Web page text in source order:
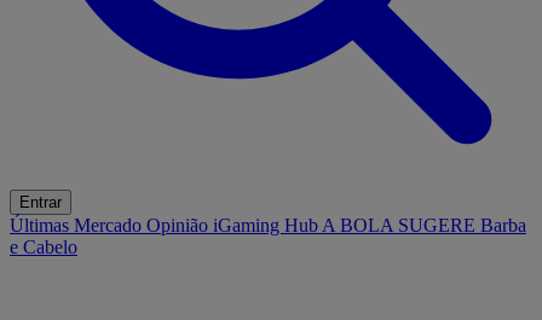
Entrar
Últimas Mercado Opinião iGaming Hub A BOLA SUGERE Barba
e Cabelo